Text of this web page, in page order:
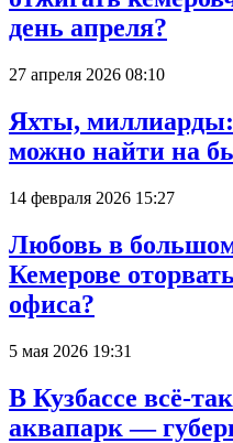
день апреля?
27 апреля 2026 08:10
Яхты, миллиарды:
можно найти на
14 февраля 2026 15:27
Любовь в
Кемерове
офиса?
5 мая 2026 19:31
В Кузбассе всё-
аквапарк —